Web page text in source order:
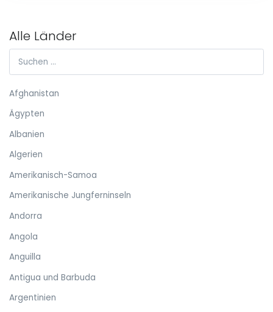
Alle Länder
Afghanistan
Ägypten
Albanien
Algerien
Amerikanisch-Samoa
Amerikanische Jungferninseln
Andorra
Angola
Anguilla
Antigua und Barbuda
Argentinien